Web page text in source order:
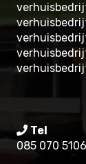
Tel
085 070 5106